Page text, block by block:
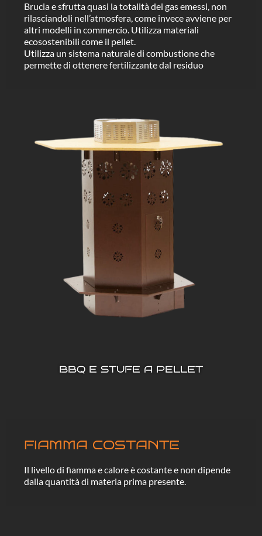
Brucia e sfrutta quasi la totalità dei gas emessi, non
rilasciandoli nell’atmosfera, come invece avviene per
altri modelli in commercio. Utilizza materiali
ecosostenibili come il pellet.
Utilizza un sistema naturale di combustione che
permette di ottenere fertilizzante dal residuo
BBQ E STUFE A PELLET
FIAMMA COSTANTE
Il livello di fiamma e calore è costante e non dipende
dalla quantità di materia prima presente.